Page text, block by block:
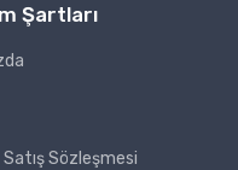
Şartları
Sözleşmesi